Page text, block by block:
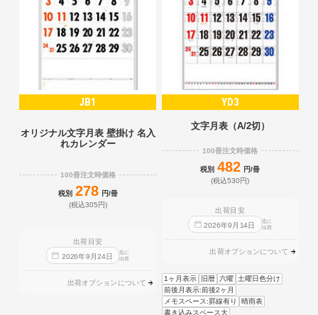
JB1
オリジナル文字月表 壁掛け 名入
れカレンダー
100冊注文時価格
税別 278 円/冊
(税込305円)
出荷目安
2026年9 月24日
迄に
出荷
出荷オプションについて
YD3
文字月表（A/2切）
100冊注文時価格
税別 482 円/冊
(税込530円)
出荷目安
2026年9 月 14日
迄に
出荷
出荷オプションについて
1ヶ月表示 旧暦 六曜
土曜日色分け
前後月表示:前後2ヶ月
メモスペース:罫線有り
晴雨表
書き込みスペース大